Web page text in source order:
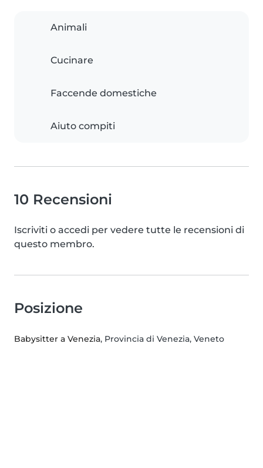
Animali
Cucinare
Faccende domestiche
Aiuto compiti
10 Recensioni
Iscriviti o accedi per vedere tutte le recensioni di
questo membro.
Posizione
Babysitter a Venezia, Provincia di Venezia, Veneto